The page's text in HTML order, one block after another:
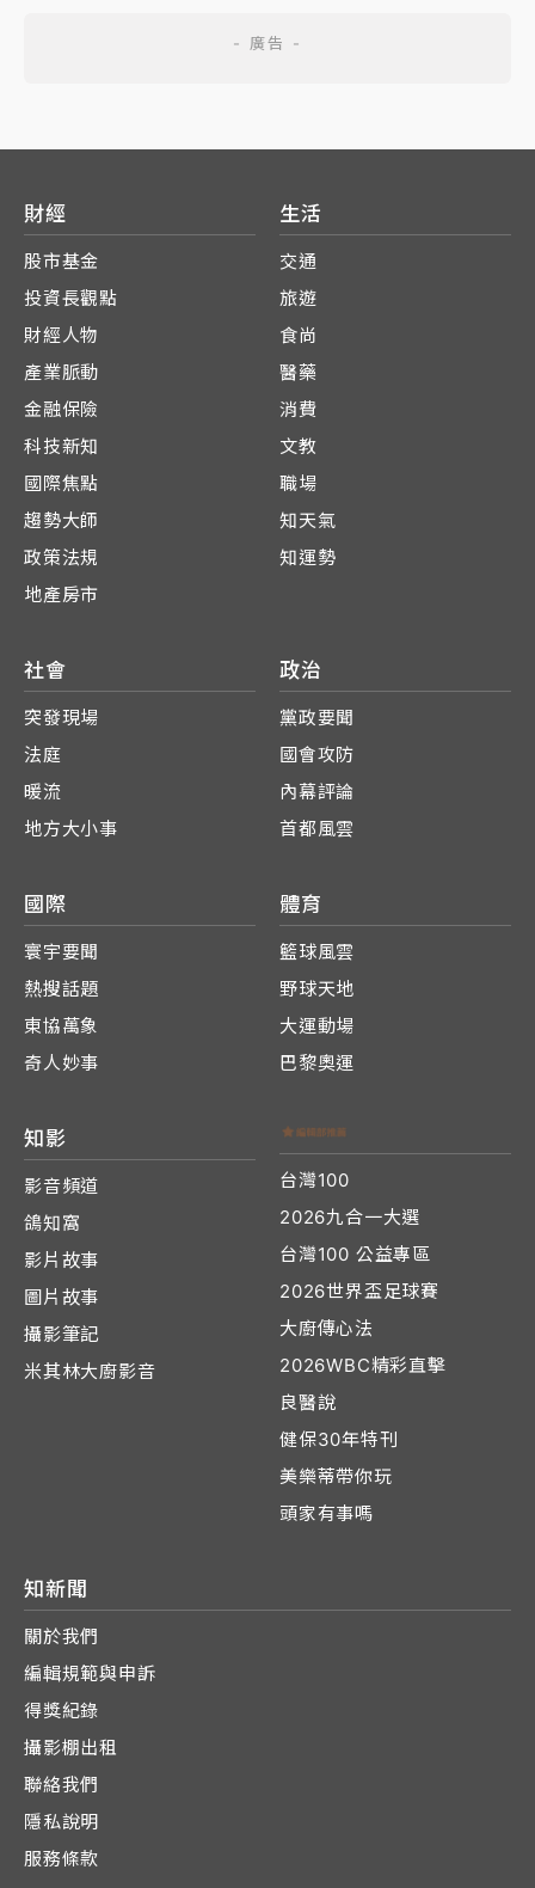
財經
股市基金
投資長觀點
財經人物
產業脈動
金融保險
科技新知
國際焦點
趨勢大師
政策法規
地產房市
生活
交通
旅遊
食尚
醫藥
消費
文教
職場
知天氣
知運勢
社會
突發現場
法庭
暖流
地方大小事
政治
黨政要聞
國會攻防
內幕評論
首都風雲
國際
寰宇要聞
熱搜話題
東協萬象
奇人妙事
體育
籃球風雲
野球天地
大運動場
巴黎奧運
知影
影音頻道
鴿知窩
影片故事
圖片故事
攝影筆記
米其林大廚影音
台灣100
2026九合一大選
台灣100 公益專區
2026世界盃足球賽
大廚傳心法
2026WBC精彩直擊
良醫說
健保30年特刊
美樂蒂帶你玩
頭家有事嗎
知新聞
關於我們
編輯規範與申訴
得獎紀錄
攝影棚出租
聯絡我們
隱私說明
服務條款